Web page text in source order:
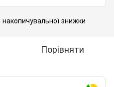
знижки
Порівняти